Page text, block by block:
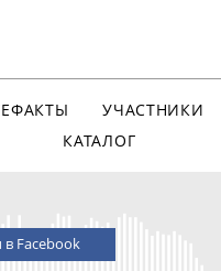
УЧАСТНИКИ
КАТАЛОГ
Facebook